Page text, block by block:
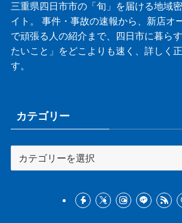
三重県四日市市の「旬」を届ける地域
イト。 事件・事故の速報から、新店オ
で頑張る人の紹介まで、四日市に暮ら
たいこと」をどこよりも速く、詳しく
す。
カテゴリー
テ